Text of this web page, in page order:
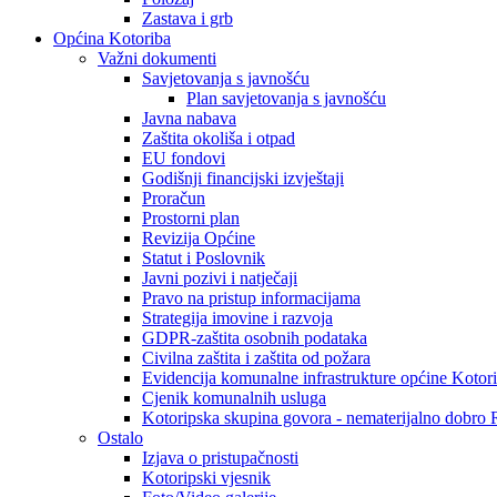
Zastava i grb
Općina Kotoriba
Važni dokumenti
Savjetovanja s javnošću
Plan savjetovanja s javnošću
Javna nabava
Zaštita okoliša i otpad
EU fondovi
Godišnji financijski izvještaji
Proračun
Prostorni plan
Revizija Općine
Statut i Poslovnik
Javni pozivi i natječaji
Pravo na pristup informacijama
Strategija imovine i razvoja
GDPR-zaštita osobnih podataka
Civilna zaštita i zaštita od požara
Evidencija komunalne infrastrukture općine
Cjenik komunalnih usluga
Kotoripska skupina govora - nematerijalno dobro
Ostalo
Izjava o pristupačnosti
Kotoripski vjesnik